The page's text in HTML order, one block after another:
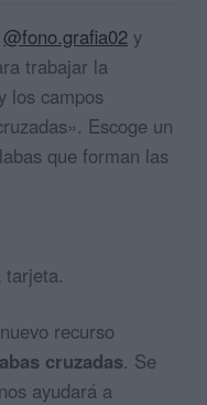
@fono.grafia02 y
trabajar la
los campos
Escoge un
que forman las
tarjeta.
recurso
cruzadas. Se
ayudará a